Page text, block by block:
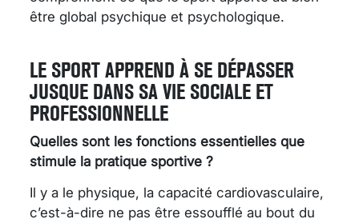
être global psychique et psychologique.
LE SPORT APPREND À SE DÉPASSER
JUSQUE DANS SA VIE SOCIALE ET
PROFESSIONNELLE
Quelles sont les fonctions essentielles que
stimule la pratique sportive ?
Il y a le physique, la capacité cardiovasculaire,
c’est-à-dire ne pas être essoufflé au bout du